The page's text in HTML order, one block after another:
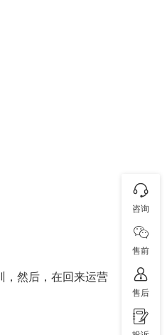
，然后，在回来运营
咨询
售前
售后